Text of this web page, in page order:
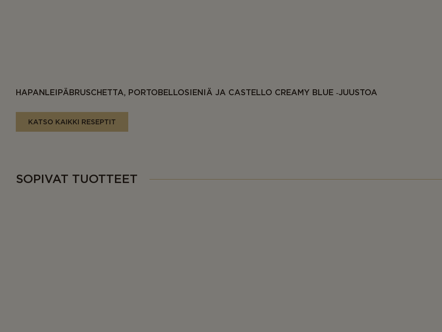
HAPANLEIPÄBRUSCHETTA, PORTOBELLOSIENIÄ JA CASTELLO CREAMY BLUE ‑JUUSTOA
KATSO KAIKKI RESEPTIT
SOPIVAT TUOTTEET